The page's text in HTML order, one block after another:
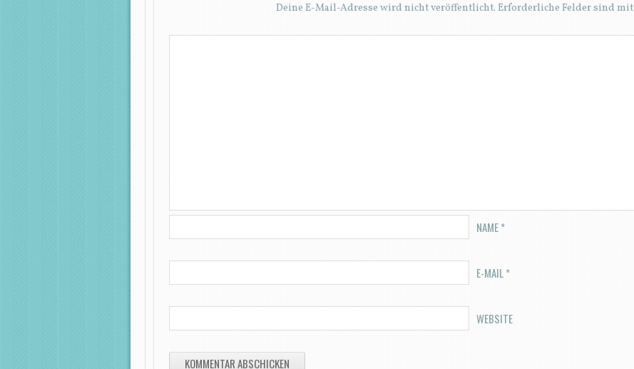
Deine E-Mail-Adresse wird nicht veröffentlicht. Erforderliche Felder sind mit
NAME*
E-MAIL *
WEBSITE